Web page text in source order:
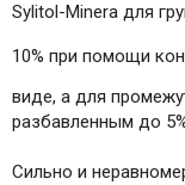
Sylitol-Minera для
10% при помощи
виде, а для
разбавленным до
Сильно и